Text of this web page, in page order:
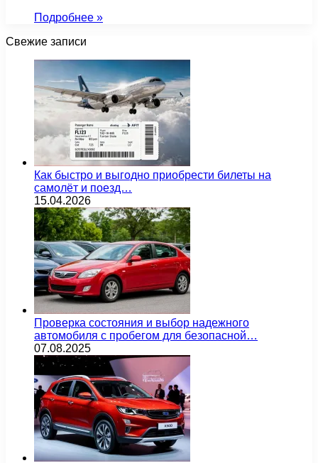
Подробнее »
Свежие записи
Как быстро и выгодно приобрести билеты на
самолёт и поезд…
15.04.2026
Проверка состояния и выбор надежного
автомобиля с пробегом для безопасной…
07.08.2025